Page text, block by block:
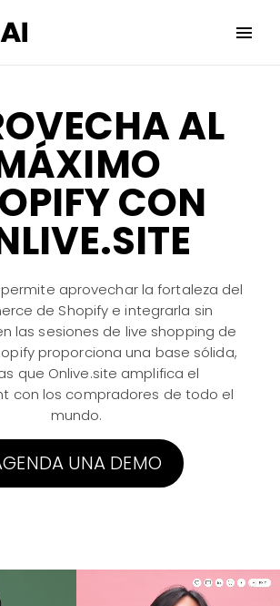
AL
CON
aprovechar la fortaleza del
de Shopify e integrarla sin
las sesiones de live shopping de
proporciona una base sólida,
que Onlive.site amplifica el
con los compradores de todo el
mundo.
UNA DEMO